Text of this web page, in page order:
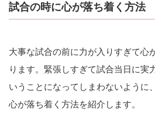
試合の時に心が落ち着く方法
大事な試合の前に力が入りすぎて心
ります。緊張しすぎて試合当日に実
いうことになってしまわないように
心が落ち着く方法を紹介します。